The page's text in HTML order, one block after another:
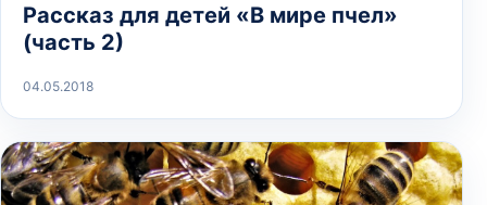
Рассказ для детей «В мире пчел»
(часть 2)
04.05.2018